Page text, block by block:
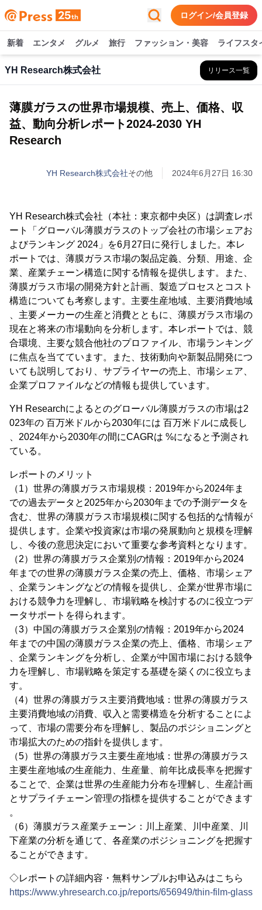
ログイン/会員登録
新着 エンタメ グルメ 旅行 ファッション・美容 ライフスタ
YH Research株式会社 リリース一覧
薄膜ガラスの世界市場規模、売上、価格、収
益、動向分析レポート2024-2030 YH
Research
YH Research株式会社その他 2024年6月27日 16:30
YH Research株式会社（本社：東京都中央区）は調査レポ
ート「グローバル薄膜ガラスのトップ会社の市場シェアお
よびランキング 2024」を6月27日に発行しました。本レ
ポートでは、薄膜ガラス市場の製品定義、分類、用途、企
業、産業チェーン構造に関する情報を提供します。また、
薄膜ガラス市場の開発方針と計画、製造プロセスとコスト
構造についても考察します。主要生産地域、主要消費地域
、主要メーカーの生産と消費とともに、薄膜ガラス市場の
現在と将来の市場動向を分析します。本レポートでは、競
合環境、主要な競合他社のプロファイル、市場ランキング
に焦点を当てています。また、技術動向や新製品開発につ
いても説明しており、サプライヤーの売上、市場シェア、
企業プロファイルなどの情報も提供しています。
YH Researchによるとのグローバル薄膜ガラスの市場は2
023年の 百万米ドルから2030年には 百万米ドルに成長し
、2024年から2030年の間にCAGRは %になると予測され
ている。
レポートのメリット
（1）世界の薄膜ガラス市場規模：2019年から2024年ま
での過去データと2025年から2030年までの予測データを
含む、世界の薄膜ガラス市場規模に関する包括的な情報が
提供します。企業や投資家は市場の発展動向と規模を理解
し、今後の意思決定において重要な参考資料となります。
（2）世界の薄膜ガラス企業別の情報：2019年から2024
年までの世界の薄膜ガラス企業の売上、価格、市場シェア
、企業ランキングなどの情報を提供し、企業が世界市場に
おける競争力を理解し、市場戦略を検討するのに役立つデ
ータサポートを得られます。
（3）中国の薄膜ガラス企業別の情報：2019年から2024
年までの中国の薄膜ガラス企業の売上、価格、市場シェア
、企業ランキングを分析し、企業が中国市場における競争
力を理解し、市場戦略を策定する基礎を築くのに役立ちま
す。
（4）世界の薄膜ガラス主要消費地域：世界の薄膜ガラス
主要消費地域の消費、収入と需要構造を分析することによ
って、市場の需要分布を理解し、製品のポジショニングと
市場拡大のための指針を提供します。
（5）世界の薄膜ガラス主要生産地域：世界の薄膜ガラス
主要生産地域の生産能力、生産量、前年比成長率を把握す
ることで、企業は世界の生産能力分布を理解し、生産計画
とサプライチェーン管理の指標を提供することができます
。
（6）薄膜ガラス産業チェーン：川上産業、川中産業、川
下産業の分析を通じて、各産業のポジショニングを把握す
ることができます。
◇レポートの詳細内容・無料サンプルお申込みはこちら
https://www.yhresearch.co.jp/reports/656949/thin-film-glass